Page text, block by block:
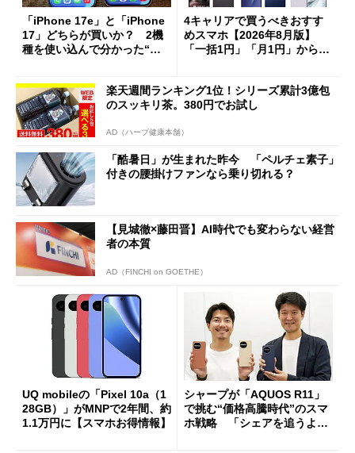
「iPhone 17e」と「iPhone
17」どちらが買いか？ 2機
種を使い込んで分かった“ス
4キャリアで買うべきおすす
めスマホ【2026年8月版】
「一括1円」「月1円」からお
楽天週間ランキング1位！シリーズ累計3億包
のスッキリ茶。380円でお試し
AD（ハーブ健康本舗）
「酷暑日」が生まれた昨今 「ペルチェ素子」
付きの腰掛けファンなら乗り切れる？
【見城徹×藤田晋】AI時代でも変わらない経営
者の本質
AD（FINCHI on GOETHE）
UQ mobileの「Pixel 10a（1
28GB）」がMNPで2年間、約
1.1万円に【スマホお得情報】
シャープが「AQUOS R11」
で挑む“価格高騰時代”のスマ
ホ戦略 「シェアを追うより